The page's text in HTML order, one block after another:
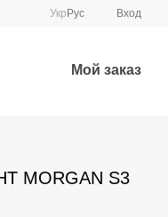
Укр Рус Вход
Мой заказ
MORGAN S3